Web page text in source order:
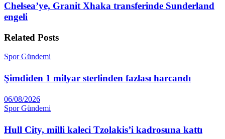
Chelsea’ye, Granit Xhaka transferinde Sunderland
engeli
Related Posts
Spor Gündemi
Şimdiden 1 milyar sterlinden fazlası harcandı
06/08/2026
Spor Gündemi
Hull City, milli kaleci Tzolakis’i kadrosuna kattı